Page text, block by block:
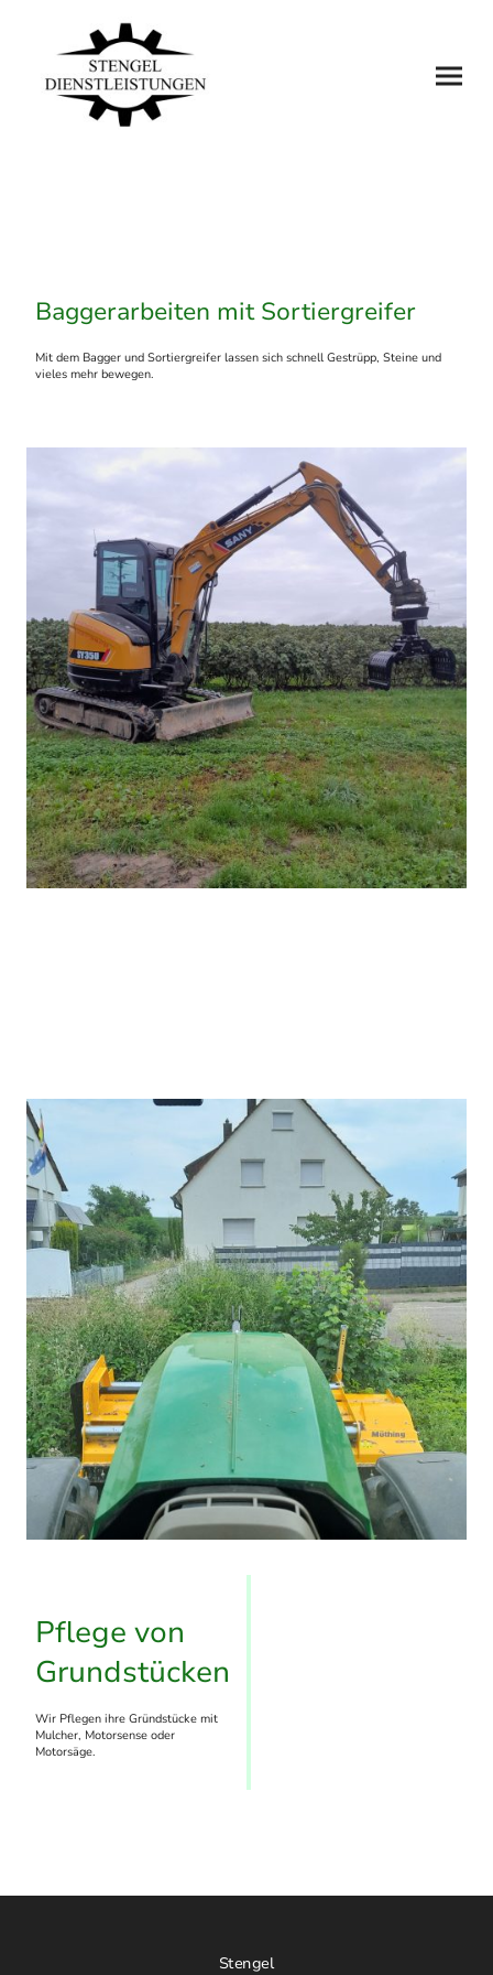
Baggerarbeiten mit Sortiergreifer
Mit dem Bagger und Sortiergreifer lassen sich schnell Gestrüpp, Steine und
vieles mehr bewegen.
Pflege von
Grundstücken
Wir Pflegen ihre Gründstücke mit
Mulcher, Motorsense oder
Motorsäge.
Stengel